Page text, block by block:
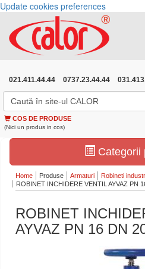
Update cookies preferences
021.411.44.44 0737.23.44.44
COS DE PRODUSE
(Nici un produs in cos)
Categorii
Home Produse Armaturi
Robineti
ROBINET INCHIDERE VENTIL AYVAZ PN
ROBINET
AYVAZ PN 16 DN